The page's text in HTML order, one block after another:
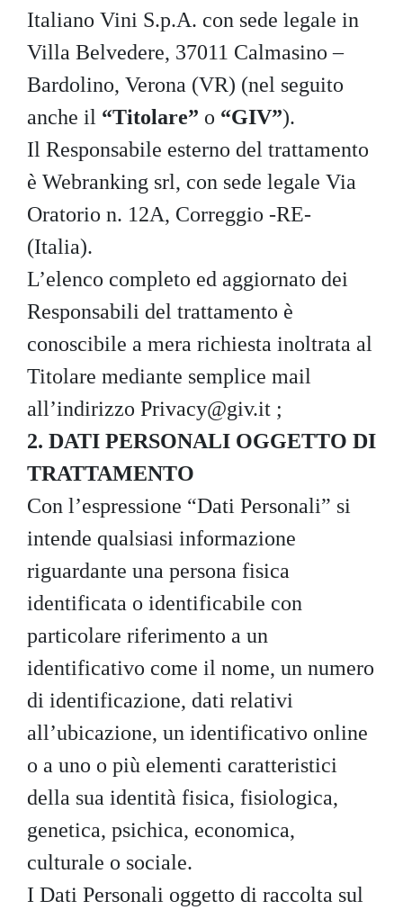
Italiano Vini S.p.A. con sede legale in
Villa Belvedere, 37011 Calmasino –
Bardolino, Verona (VR) (nel seguito
anche il “Titolare” o “GIV”).
Il Responsabile esterno del trattamento
è Webranking srl, con sede legale Via
Oratorio n. 12A, Correggio -RE-
(Italia).
L’elenco completo ed aggiornato dei
Responsabili del trattamento è
conoscibile a mera richiesta inoltrata al
Titolare mediante semplice mail
all’indirizzo Privacy@giv.it ;
2. DATI PERSONALI OGGETTO DI
TRATTAMENTO
Con l’espressione “Dati Personali” si
intende qualsiasi informazione
riguardante una persona fisica
identificata o identificabile con
particolare riferimento a un
identificativo come il nome, un numero
di identificazione, dati relativi
all’ubicazione, un identificativo online
o a uno o più elementi caratteristici
della sua identità fisica, fisiologica,
genetica, psichica, economica,
culturale o sociale.
I Dati Personali oggetto di raccolta sul